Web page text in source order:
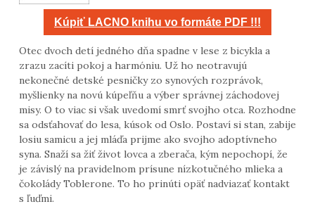
Kúpiť LACNO knihu vo formáte PDF !!!
Otec dvoch detí jedného dňa spadne v lese z bicykla a
zrazu zacíti pokoj a harmóniu. Už ho neotravujú
nekonečné detské pesničky zo synových rozprávok,
myšlienky na novú kúpeľňu a výber správnej záchodovej
misy. O to viac si však uvedomí smrť svojho otca. Rozhodne
sa odsťahovať do lesa, kúsok od Oslo. Postaví si stan, zabije
losiu samicu a jej mláďa prijme ako svojho adoptívneho
syna. Snaží sa žiť život lovca a zberača, kým nepochopí, že
je závislý na pravidelnom prísune nízkotučného mlieka a
čokolády Toblerone. To ho prinúti opäť nadviazať kontakt
s ľuďmi.